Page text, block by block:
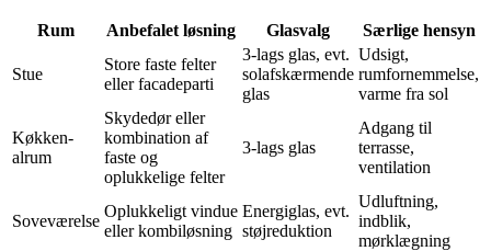
Rum Anbefalet løsning Glasvalg Særlige hensyn
Stue
Store faste felter
eller facadeparti
3-lags glas, evt.
solafskærmende
glas
Udsigt,
rumfornemmelse,
varme fra sol
Køkken-
alrum
Skydedør eller
kombination af
faste og
oplukkelige felter
3-lags glas
Adgang til
terrasse,
ventilation
Soveværelse
Oplukkeligt vindue
eller kombiløsning
Energiglas, evt.
støjreduktion
Udluftning,
indblik,
mørklægning